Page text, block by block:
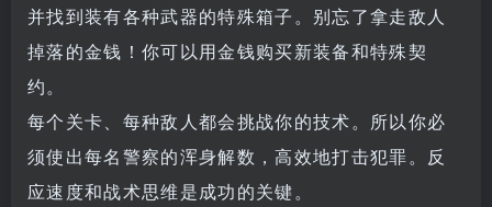
并找到装有各种武器的特殊箱子。别忘了拿走敌人
掉落的金钱！你可以用金钱购买新装备和特殊契
约。
每个关卡、每种敌人都会挑战你的技术。所以你必
须使出每名警察的浑身解数，高效地打击犯罪。反
应速度和战术思维是成功的关键。